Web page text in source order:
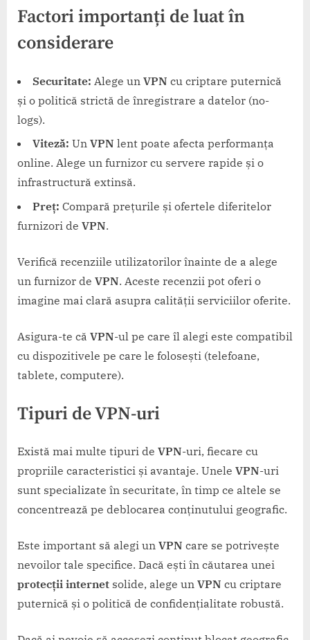
Factori importanți de luat în
considerare
Securitate: Alege un VPN cu criptare puternică
și o politică strictă de înregistrare a datelor (no-
logs).
Viteză: Un VPN lent poate afecta performanța
online. Alege un furnizor cu servere rapide și o
infrastructură extinsă.
Preț: Compară prețurile și ofertele diferitelor
furnizori de VPN.
Verifică recenziile utilizatorilor înainte de a alege
un furnizor de VPN. Aceste recenzii pot oferi o
imagine mai clară asupra calității serviciilor oferite.
Asigura-te că VPN-ul pe care îl alegi este compatibil
cu dispozitivele pe care le folosești (telefoane,
tablete, computere).
Tipuri de VPN-uri
Există mai multe tipuri de VPN-uri, fiecare cu
propriile caracteristici și avantaje. Unele VPN-uri
sunt specializate în securitate, în timp ce altele se
concentrează pe deblocarea conținutului geografic.
Este important să alegi un VPN care se potrivește
nevoilor tale specifice. Dacă ești în căutarea unei
protecții internet solide, alege un VPN cu criptare
puternică și o politică de confidențialitate robustă.